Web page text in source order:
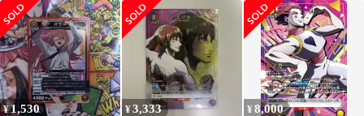
レア ハンターハンタ
ー
レアカード ゴン・キ
ルア・クロロなど
¥1,530 ¥3,333 ¥8,000